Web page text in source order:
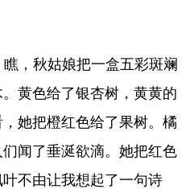
，秋姑娘把一盒五彩斑斓
黄色给了银杏树，黄黄的
她把橙红色给了果树。橘
闻了垂涎欲滴。她把红色
不由让我想起了一句诗